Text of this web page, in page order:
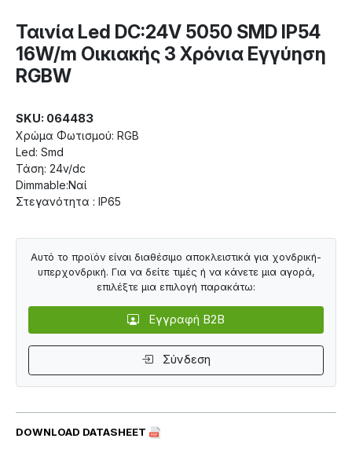
Ταινία Led DC:24V 5050 SMD IP54
16W/m Οικιακής 3 Χρόνια Εγγύηση
RGBW
SKU: 064483
Χρώμα Φωτισμού: RGB
Led: Smd
Τάση: 24v/dc
Dimmable:Ναί
Στεγανότητα : IP65
DOWNLOAD DATASHEET
Αυτό το προϊόν είναι διαθέσιμο αποκλειστικά για χονδρική-
υπερχονδρική. Για να δείτε τιμές ή να κάνετε μια αγορά,
επιλέξτε μια επιλογή παρακάτω:
Εγγραφή B2B
Σύνδεση